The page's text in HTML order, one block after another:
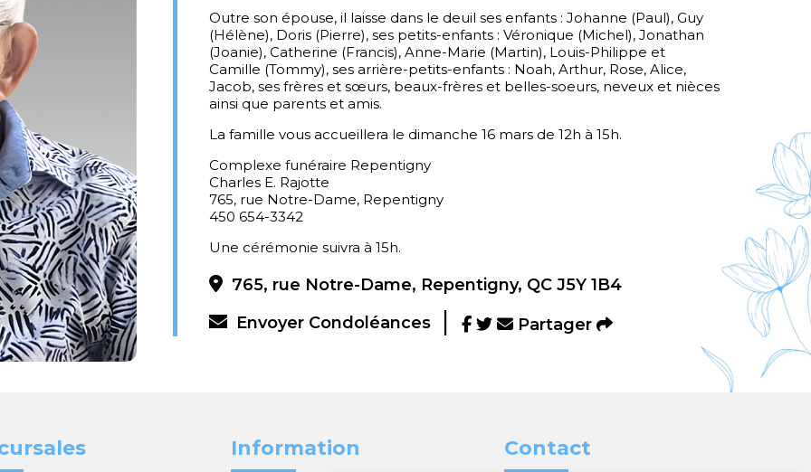
Outre son épouse, il laisse dans le deuil ses enfants : Johanne (Paul), Guy
(Hélène), Doris (Pierre), ses petits-enfants : Véronique (Michel), Jonathan
(Joanie), Catherine (Francis), Anne-Marie (Martin), Louis-Philippe et
Camille (Tommy), ses arrière-petits-enfants : Noah, Arthur, Rose, Alice,
Jacob, ses frères et sœurs, beaux-frères et belles-soeurs, neveux et nièces
ainsi que parents et amis.
La famille vous accueillera le dimanche 16 mars de 12h à 15h.
Complexe funéraire Repentigny
Charles E. Rajotte
765, rue Notre-Dame, Repentigny
450 654-3342
Une cérémonie suivra à 15h.
765, rue Notre-Dame, Repentigny, QC J5Y 1B4
Envoyer Condoléances
Partager
Information Contact